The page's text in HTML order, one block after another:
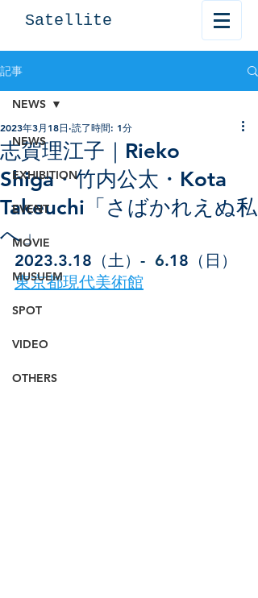
Satellite
記事
NEWS
EXHIBITION
EVENT
MOVIE
MUSUEM
SPOT
VIDEO
OTHERS
NEWS
志賀理江子｜Rieko
Shiga・竹内公太・Kota
Takeuchi「さばかれえぬ私
へ」
2023年3月18日 読了時間: 1分
2023.3.18（土）-  6.18（日）
東京都現代美術館